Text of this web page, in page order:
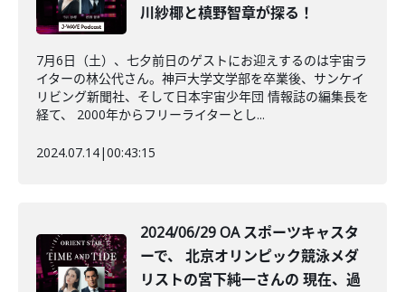
川紗椰と槙野智章が探る！
7月6日（土）、七夕前日のゲストにお迎えするのは宇宙ラ
イターの林公代さん。神戸大学文学部を卒業後、サンケイ
リビング新聞社、そして日本宇宙少年団 情報誌の編集長を
経て、 2000年からフリーライターとし...
2024.07.14|00:43:15
2024/06/29 OA スポーツキャスタ
ーで、 北京オリンピック競泳メダ
リストの宮下純一さんの 現在、過